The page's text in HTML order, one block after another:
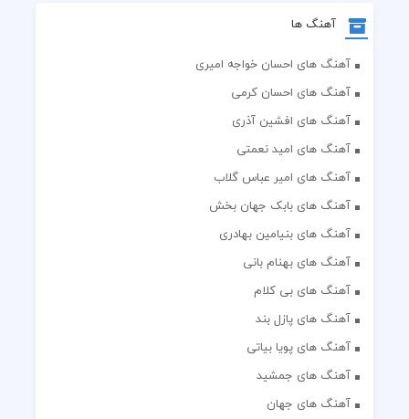
آهنگ ها
آهنگ های احسان خواجه امیری
آهنگ های احسان کرمی
آهنگ های افشین آذری
آهنگ های امید نعمتی
آهنگ های امیر عباس گلاب
آهنگ های بابک جهان بخش
آهنگ های بنیامین بهادری
آهنگ های بهنام بانی
آهنگ های بی کلام
آهنگ های پازل بند
آهنگ های پویا بیاتی
آهنگ های جمشید
آهنگ های جهان